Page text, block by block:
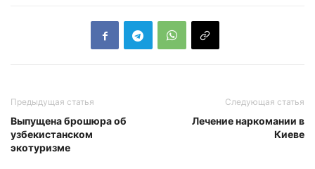
Предыдущая статья
Выпущена брошюра об
узбекистанском
экотуризме
Следующая статья
Лечение наркомании в
Киеве